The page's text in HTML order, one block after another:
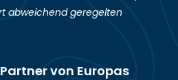
abweichend geregelten
von Europas